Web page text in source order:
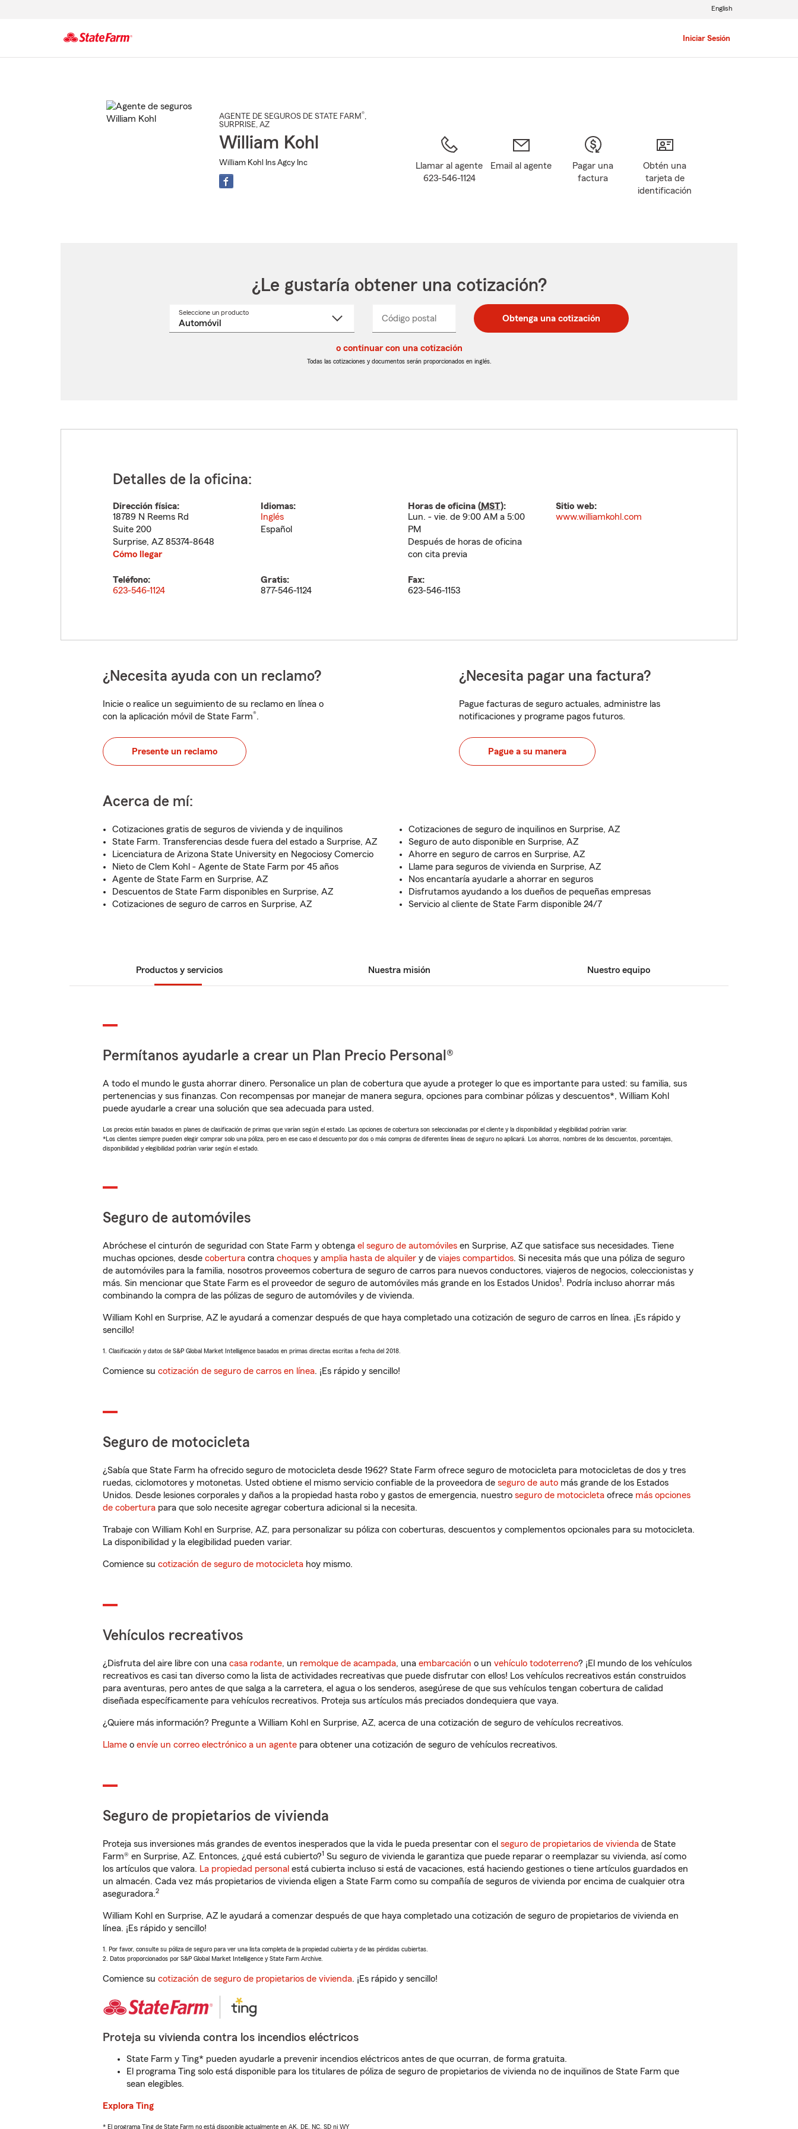
Iniciar Sesión
English
AGENTE DE SEGUROS DE STATE FARM®,
SURPRISE, AZ
William Kohl
William Kohl Ins Agcy Inc
Llamar al agente
623-546-1124
Email al agente
Pagar una
factura
Obtén una
tarjeta de
identificación
¿Le gustaría obtener una cotización?
Seleccione un productoSeleccione
Código postal
postal
de
postal
de
_____ Obtenga una cotización
o continuar con una cotización
Todas las cotizaciones y documentos serán proporcionados en inglés.
Detalles de la oficina:
Dirección física:
18789 N Reems Rd
Suite 200
Surprise, AZ 85374-8648
Cómo llegar
Idiomas:
Inglés
Español
Horas de oficina (MST):
Lun. - vie. de 9:00 AM a 5:00
PM
Después de horas de oficina
con cita previa
Sitio web:
www.williamkohl.com
Teléfono:
623-546-1124
Gratis:
877-546-1124
Fax:
623-546-1153
¿Necesita ayuda con un reclamo?
Inicie o realice un seguimiento de su reclamo en línea o
con la aplicación móvil de State Farm®.
Presente un reclamo
¿Necesita pagar una factura?
Pague facturas de seguro actuales, administre las
notificaciones y programe pagos futuros.
Pague a su manera
Acerca de mí:
Cotizaciones gratis de seguros de vivienda y de inquilinos
State Farm. Transferencias desde fuera del estado a Surprise, AZ
Licenciatura de Arizona State University en Negociosy Comercio
Nieto de Clem Kohl - Agente de State Farm por 45 años
Agente de State Farm en Surprise, AZ
Descuentos de State Farm disponibles en Surprise, AZ
Cotizaciones de seguro de carros en Surprise, AZ
Cotizaciones de seguro de inquilinos en Surprise, AZ
Seguro de auto disponible en Surprise, AZ
Ahorre en seguro de carros en Surprise, AZ
Llame para seguros de vivienda en Surprise, AZ
Nos encantaría ayudarle a ahorrar en seguros
Disfrutamos ayudando a los dueños de pequeñas empresas
Servicio al cliente de State Farm disponible 24/7
Productos y servicios Nuestra misión Nuestro equipo
Permítanos ayudarle a crear un Plan Precio Personal®
A todo el mundo le gusta ahorrar dinero. Personalice un plan de cobertura que ayude a proteger lo que es importante para usted: su familia, sus
pertenencias y sus finanzas. Con recompensas por manejar de manera segura, opciones para combinar pólizas y descuentos*, William Kohl
puede ayudarle a crear una solución que sea adecuada para usted.
Los precios están basados en planes de clasificación de primas que varían según el estado. Las opciones de cobertura son seleccionadas por el cliente y la disponibilidad y elegibilidad podrían variar.
*Los clientes siempre pueden elegir comprar solo una póliza, pero en ese caso el descuento por dos o más compras de diferentes líneas de seguro no aplicará. Los ahorros, nombres de los descuentos, porcentajes,
disponibilidad y elegibilidad podrían variar según el estado.
Seguro de automóviles
Abróchese el cinturón de seguridad con State Farm y obtenga el seguro de automóviles en Surprise, AZ que satisface sus necesidades. Tiene
muchas opciones, desde cobertura contra choques y amplia hasta de alquiler y de viajes compartidos. Si necesita más que una póliza de seguro
de automóviles para la familia, nosotros proveemos cobertura de seguro de carros para nuevos conductores, viajeros de negocios, coleccionistas y
más. Sin mencionar que State Farm es el proveedor de seguro de automóviles más grande en los Estados Unidos1. Podría incluso ahorrar más
combinando la compra de las pólizas de seguro de automóviles y de vivienda.
William Kohl en Surprise, AZ le ayudará a comenzar después de que haya completado una cotización de seguro de carros en línea. ¡Es rápido y
sencillo!
1. Clasificación y datos de S&P Global Market Intelligence basados en primas directas escritas a fecha del 2018.
Comience su cotización de seguro de carros en línea. ¡Es rápido y sencillo!
Seguro de motocicleta
¿Sabía que State Farm ha ofrecido seguro de motocicleta desde 1962? State Farm ofrece seguro de motocicleta para motocicletas de dos y tres
ruedas, ciclomotores y motonetas. Usted obtiene el mismo servicio confiable de la proveedora de seguro de auto más grande de los Estados
Unidos. Desde lesiones corporales y daños a la propiedad hasta robo y gastos de emergencia, nuestro seguro de motocicleta ofrece más opciones
de cobertura para que solo necesite agregar cobertura adicional si la necesita.
Trabaje con William Kohl en Surprise, AZ, para personalizar su póliza con coberturas, descuentos y complementos opcionales para su motocicleta.
La disponibilidad y la elegibilidad pueden variar.
Comience su cotización de seguro de motocicleta hoy mismo.
Vehículos recreativos
¿Disfruta del aire libre con una casa rodante, un remolque de acampada, una embarcación o un vehículo todoterreno? ¡El mundo de los vehículos
recreativos es casi tan diverso como la lista de actividades recreativas que puede disfrutar con ellos! Los vehículos recreativos están construidos
para aventuras, pero antes de que salga a la carretera, el agua o los senderos, asegúrese de que sus vehículos tengan cobertura de calidad
diseñada específicamente para vehículos recreativos. Proteja sus artículos más preciados dondequiera que vaya.
¿Quiere más información? Pregunte a William Kohl en Surprise, AZ, acerca de una cotización de seguro de vehículos recreativos.
Llame o envíe un correo electrónico a un agente para obtener una cotización de seguro de vehículos recreativos.
Seguro de propietarios de vivienda
Proteja sus inversiones más grandes de eventos inesperados que la vida le pueda presentar con el seguro de propietarios de vivienda de State
Farm® en Surprise, AZ. Entonces, ¿qué está cubierto?1 Su seguro de vivienda le garantiza que puede reparar o reemplazar su vivienda, así como
los artículos que valora. La propiedad personal está cubierta incluso si está de vacaciones, está haciendo gestiones o tiene artículos guardados en
un almacén. Cada vez más propietarios de vivienda eligen a State Farm como su compañía de seguros de vivienda por encima de cualquier otra
aseguradora.2
William Kohl en Surprise, AZ le ayudará a comenzar después de que haya completado una cotización de seguro de propietarios de vivienda en
línea. ¡Es rápido y sencillo!
1. Por favor, consulte su póliza de seguro para ver una lista completa de la propiedad cubierta y de las pérdidas cubiertas.
2. Datos proporcionados por S&P Global Market Intelligence y State Farm Archive.
Comience su cotización de seguro de propietarios de vivienda. ¡Es rápido y sencillo!
Proteja su vivienda contra los incendios eléctricos
State Farm y Ting* pueden ayudarle a prevenir incendios eléctricos antes de que ocurran, de forma gratuita.
El programa Ting solo está disponible para los titulares de póliza de seguro de propietarios de vivienda no de inquilinos de State Farm que
sean elegibles.
Explora Ting
* El programa Ting de State Farm no está disponible actualmente en AK, DE, NC, SD ni WY